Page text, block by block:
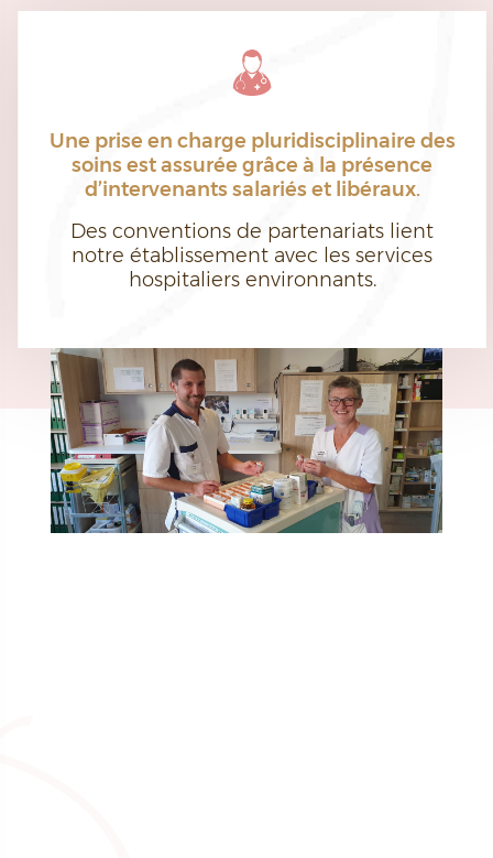
Une prise en charge pluridisciplinaire des
soins est assurée grâce à la présence
d’intervenants salariés et libéraux.
Des conventions de partenariats lient
notre établissement avec les services
hospitaliers environnants.